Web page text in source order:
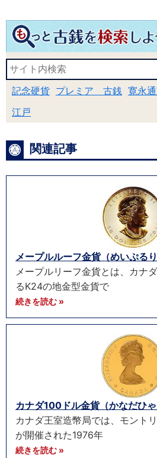
記念硬貨 プレミア 古銭 寛永
江戸
関連記事
メープルルーフ金貨（めいぷる
メープルリーフ金貨とは、カナ
るK24の地金型金貨で
続きを読む »
カナダ100ドル金貨（かなだひ
カナダ王室造幣局では、モント
が開催された1976年
続きを読む »